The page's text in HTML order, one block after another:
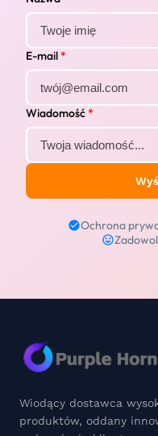
E-mail*
Wiadomość*
Ochrona
Wiodący dostawca
produktów, oddany